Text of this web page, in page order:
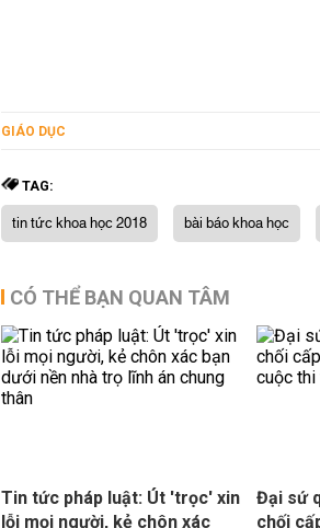
GIÁO DỤC
TAG:
tin tức khoa học 2018 bài báo khoa học
CÓ THỂ BẠN QUAN TÂM
Tin tức pháp luật: Út 'trọc' xin
lỗi mọi người, kẻ chôn xác
Đại sứ
chối